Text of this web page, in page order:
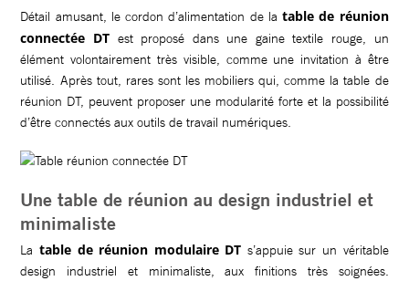
Détail amusant, le cordon d’alimentation de latable de réunion
connectée DTest proposé dans une gaine textile rouge, un
élément volontairement très visible, comme une invitation à être
utilisé. Après tout, rares sont les mobiliers qui, comme la table de
réunion DT, peuvent proposer une modularité forte et la possibilité
d’être connectés aux outils de travail numériques.
Une table de réunion au design industriel et
minimaliste
La table de réunion modulaire DT s’appuie sur un véritable
design industriel et minimaliste, aux finitions très soignées.